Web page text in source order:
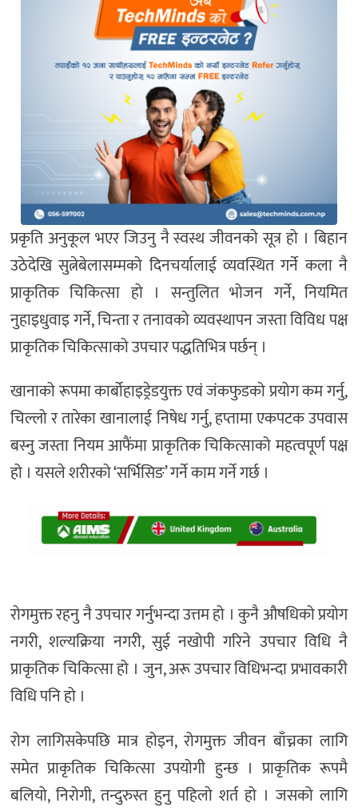
प्रकृति अनुकूल भएर जिउनु नै स्वस्थ जीवनको सूत्र हो । बिहान
उठेदेखि सुत्नेबेलासम्मको दिनचर्यालाई व्यवस्थित गर्ने कला नै
प्राकृतिक चिकित्सा हो । सन्तुलित भोजन गर्ने, नियमित
नुहाइधुवाइ गर्ने, चिन्ता र तनावको व्यवस्थापन जस्ता विविध पक्ष
प्राकृतिक चिकित्साको उपचार पद्धतिभित्र पर्छन् ।
खानाको रूपमा कार्बोहाइड्रेडयुक्त एवं जंकफुडको प्रयोग कम गर्नु,
चिल्लो र तारेका खानालाई निषेध गर्नु, हप्तामा एकपटक उपवास
बस्नु जस्ता नियम आफैंमा प्राकृतिक चिकित्साको महत्वपूर्ण पक्ष
हो । यसले शरीरको ‘सर्भिसिङ’ गर्ने काम गर्ने गर्छ ।
रोगमुक्त रहनु नै उपचार गर्नुभन्दा उत्तम हो । कुनै औषधिको प्रयोग
नगरी, शल्यक्रिया नगरी, सुई नखोपी गरिने उपचार विधि नै
प्राकृतिक चिकित्सा हो । जुन, अरू उपचार विधिभन्दा प्रभावकारी
विधि पनि हो ।
रोग लागिसकेपछि मात्र होइन, रोगमुक्त जीवन बाँच्नका लागि
समेत प्राकृतिक चिकित्सा उपयोगी हुन्छ । प्राकृतिक रूपमै
बलियो, निरोगी, तन्दुरुस्त हुनु पहिलो शर्त हो । जसको लागि